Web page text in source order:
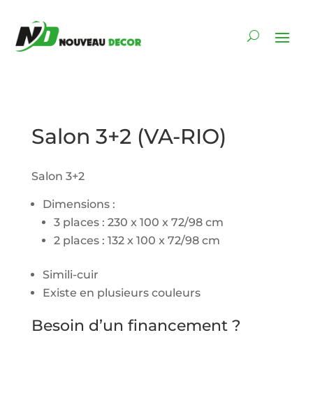
Salon 3+2 (VA-RIO)
Salon 3+2
Dimensions :
3 places : 230 x 100 x 72/98 cm
2 places : 132 x 100 x 72/98 cm
Simili-cuir
Existe en plusieurs couleurs
Besoin d’un financement ?